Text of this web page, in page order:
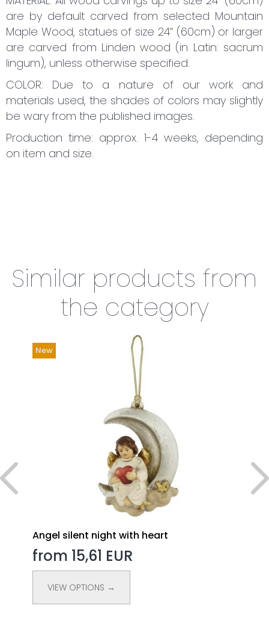
are by default carved from selected Mountain
Maple Wood, statues of size 24“ (60cm) or larger
are carved from Linden wood (in Latin: sacrum
lingum), unless otherwise specified.
COLOR: Due to a nature of our work and
materials used, the shades of colors may slightly
be wary from the published images.
Production time: approx. 1-4 weeks, depending
on item and size.
Similar products from
the category
New
Angel silent night with heart
from 15,61 EUR
VIEW OPTIONS →